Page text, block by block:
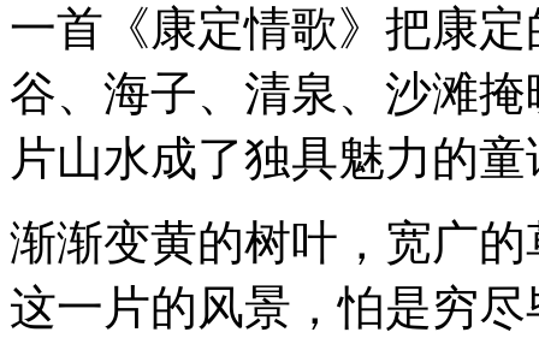
一首《康定情歌》把康
谷、海子、清泉、沙滩
片山水成了独具魅力的
渐渐变黄的树叶，宽广
这一片的风景，怕是穷